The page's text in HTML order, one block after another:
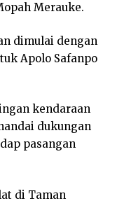
Merauke.
dimulai dengan
Apolo Safanpo
kendaraan
dukungan
pasangan
di Taman